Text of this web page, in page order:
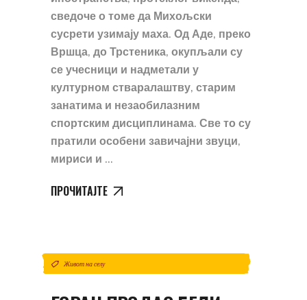
сведоче о томе да Михољски
сусрети узимају маха. Од Аде, преко
Вршца, до Трстеника, окупљали су
се учесници и надметали у
културном стваралаштву, старим
занатима и незаобилазним
спортским дисциплинама. Све то су
пратили особени завичајни звуци,
мириси и
ПРОЧИТАЈТЕ
Живот на селу